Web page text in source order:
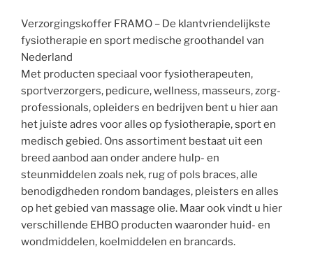
Verzorgingskoffer FRAMO – De klantvriendelijkste
fysiotherapie en sport medische groothandel van
Nederland
Met producten speciaal voor fysiotherapeuten,
sportverzorgers, pedicure, wellness, masseurs, zorg-
professionals, opleiders en bedrijven bent u hier aan
het juiste adres voor alles op fysiotherapie, sport en
medisch gebied. Ons assortiment bestaat uit een
breed aanbod aan onder andere hulp- en
steunmiddelen zoals nek, rug of pols braces, alle
benodigdheden rondom bandages, pleisters en alles
op het gebied van massage olie. Maar ook vindt u hier
verschillende EHBO producten waaronder huid- en
wondmiddelen, koelmiddelen en brancards.